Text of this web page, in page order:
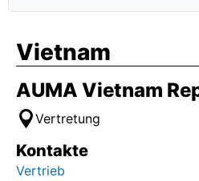
Vietnam
AUMA Vietnam
Vertretung
Kontakte
Vertrieb